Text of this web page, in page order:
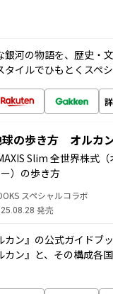
銀河の物語を、歴史・
イルでひもとくスペ
の歩き方 オルカ
Slim 全世界株式（
ー）の歩き方
スペシャルコラボ
発売
ン』の公式ガイドブッ
ン』と、その構成各